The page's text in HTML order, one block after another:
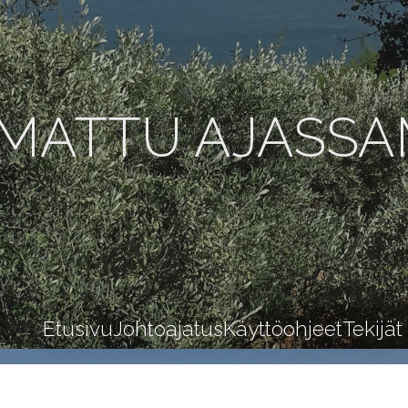
EtusivuJohtoajatusKäyttöohjeetTekijät